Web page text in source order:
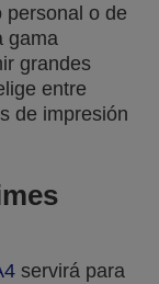
personal o de
gama
grandes
entre
de impresión
servirá para